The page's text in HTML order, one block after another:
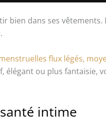
bien dans ses
flux légés,
élégant ou plus fantaisie,
intime